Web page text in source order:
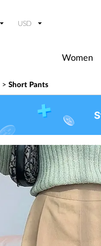
USD
Women
> Short Pants